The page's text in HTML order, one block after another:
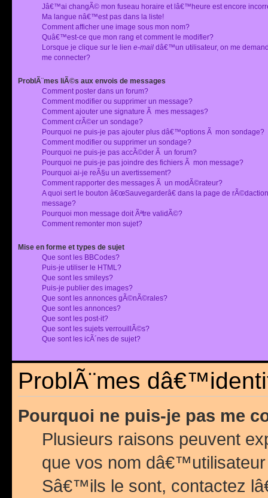
Jâ€™ai changÃ© mon fuseau horaire et lâ€™heure est encore
Ma langue nâ€™est pas dans la liste!
Comment afficher une image sous mon nom?
Quâ€™est-ce que mon rang et comment le modifier?
Lorsque je clique sur le lien e-mail dâ€™un utilisateur, on me
me connecter?
ProblÃ¨mes liÃ©s aux envois de messages
Comment poster dans un forum?
Comment modifier ou supprimer un message?
Comment ajouter une signature Ã mes messages?
Comment crÃ©er un sondage?
Pourquoi ne puis-je pas ajouter plus dâ€™options Ã mon sondage?
Comment modifier ou supprimer un sondage?
Pourquoi ne puis-je pas accÃ©der Ã un forum?
Pourquoi ne puis-je pas joindre des fichiers Ã mon message?
Pourquoi ai-je reÃ§u un avertissement?
Comment rapporter des messages Ã un modÃ©rateur?
A quoi sert le bouton â€œSauvegarderâ€ dans la page de
message?
Pourquoi mon message doit Ãªtre validÃ©?
Comment remonter mon sujet?
Mise en forme et types de sujet
Que sont les BBCodes?
Puis-je utiliser le HTML?
Que sont les smileys?
Puis-je publier des images?
Que sont les annonces gÃ©nÃ©rales?
Que sont les annonces?
Que sont les post-it?
Que sont les sujets verrouillÃ©s?
Que sont les icÃ´nes de sujet?
ProblÃ¨mes
Pourquoi ne puis-je pas me
Plusieurs raisons peuvent
que vos nom
Sâ€™ils le sont, contactez